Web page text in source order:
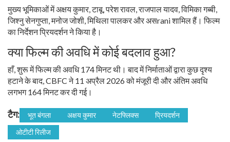
मुख्य भूमिकाओं में अक्षय कुमार, टाबू, परेश रावल, राजपाल यादव, विमिका गब्बी,
जिश्नु सेनगुप्ता, मनोज जोशी, मिथिला पालकर और असrani शामिल हैं। फिल्म
का निर्देशन प्रियदर्शन ने किया है।
क्या फिल्म की अवधि में कोई बदलाव हुआ?
हाँ, शुरू में फिल्म की अवधि 174 मिनट थी। बाद में निर्माताओं द्वारा कुछ दृश्य
हटाने के बाद, CBFC ने 11 अप्रैल 2026 को मंजूरी दी और अंतिम अवधि
लगभग 164 मिनट कर दी गई।
टैग: भूत बंगला अक्षय कुमार नेटफ्लिक्स
प्रियदर्शन
ओटीटी रिलीज